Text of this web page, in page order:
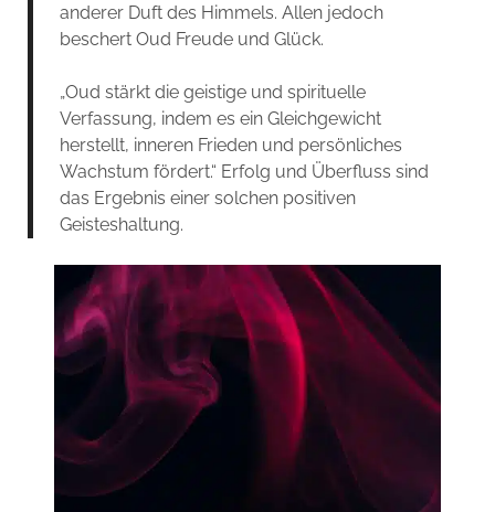
anderer Duft des Himmels. Allen jedoch
beschert Oud Freude und Glück.
„Oud stärkt die geistige und spirituelle
Verfassung, indem es ein Gleichgewicht
herstellt, inneren Frieden und persönliches
Wachstum fördert.“ Erfolg und Überfluss sind
das Ergebnis einer solchen positiven
Geisteshaltung.